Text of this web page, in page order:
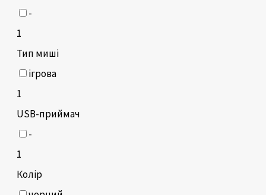
-
1
Тип миші
ігрова
1
USB-приймач
-
1
Колір